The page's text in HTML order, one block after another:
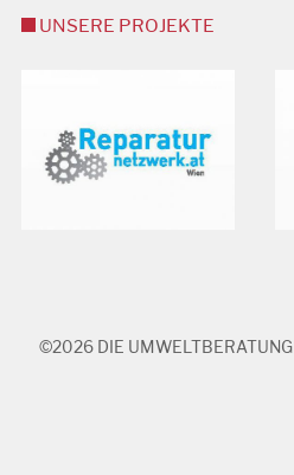
UNSERE PROJEKTE
STICHWORTSUCHE
©2026 DIE UMWELTBERATUNG